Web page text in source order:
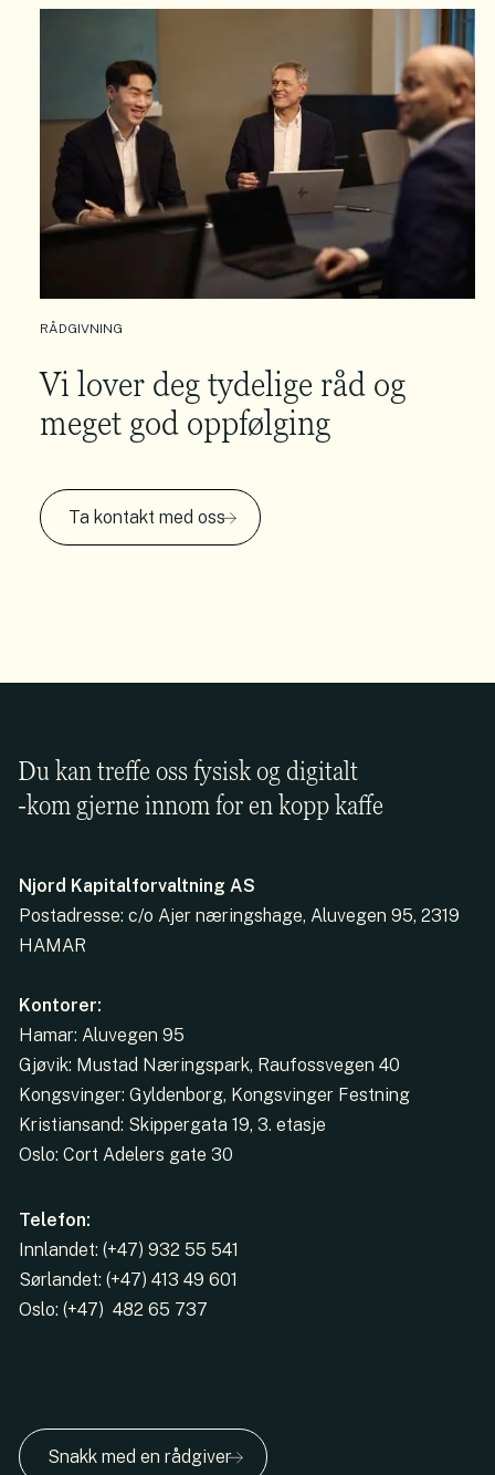
RÅDGIVNING
Vi lover deg tydelige råd og
meget god oppfølging
Ta kontakt med oss
Du kan treffe oss fysisk og digitalt
-kom gjerne innom for en kopp kaffe
Njord Kapitalforvaltning AS
Postadresse: c/o Ajer næringshage, Aluvegen 95, 2319
HAMAR
Kontorer:
Hamar: Aluvegen 95
Gjøvik: Mustad Næringspark, Raufossvegen 40
Kongsvinger: Gyldenborg, Kongsvinger Festning
Kristiansand: Skippergata 19, 3. etasje
Oslo: Cort Adelers gate 30
Telefon:
Innlandet: (+47) 932 55 541
Sørlandet: (+47) 413 49 601
Oslo: (+47) 482 65 737
Snakk med en rådgiver